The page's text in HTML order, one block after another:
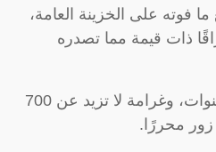
فوته على الخزينة العامة،
ذات قيمة مما تصدره
من سنة إلى 7 سنوات، وغرامة لا تزيد عن 700
محررًا.